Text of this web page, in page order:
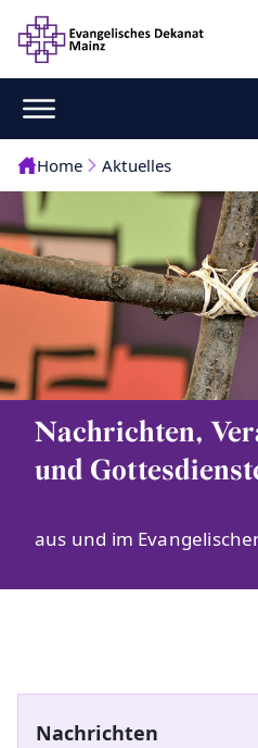
Home Aktuelles
Nachrichten,
und
aus und im
Nachrichten